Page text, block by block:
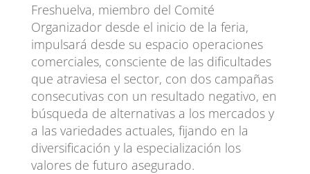
Freshuelva, miembro del Comité
Organizador desde el inicio de la feria,
impulsará desde su espacio operaciones
comerciales, consciente de las dificultades
que atraviesa el sector, con dos campañas
consecutivas con un resultado negativo, en
búsqueda de alternativas a los mercados y
a las variedades actuales, fijando en la
diversificación y la especialización los
valores de futuro asegurado.